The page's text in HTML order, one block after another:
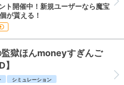
ト開催中！新規ユーザーなら魔宝
が貰える！
監獄ほんmoneyすぎんご
】
シミュレーション